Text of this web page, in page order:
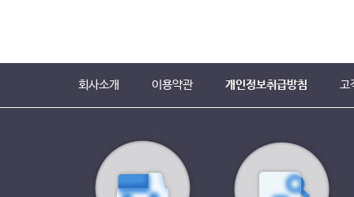
회사소개 이용약관 개인정보취급방침 고